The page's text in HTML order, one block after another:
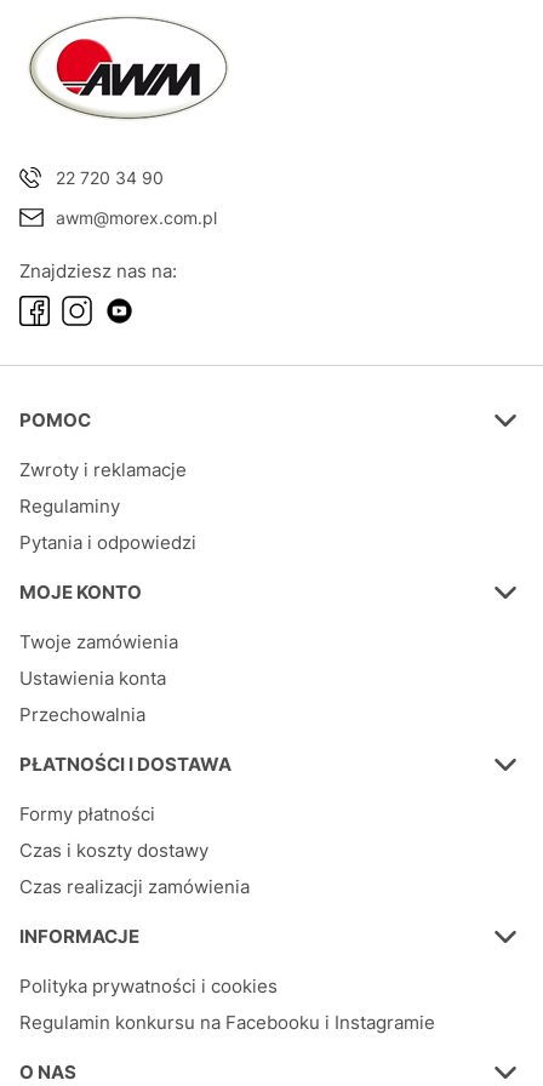
22 720 34 90
awm@morex.com.pl
Znajdziesz nas na:
Linki w stopce
POMOC
Zwroty i reklamacje
Regulaminy
Pytania i odpowiedzi
MOJE KONTO
Twoje zamówienia
Ustawienia konta
Przechowalnia
PŁATNOŚCI I DOSTAWA
Formy płatności
Czas i koszty dostawy
Czas realizacji zamówienia
INFORMACJE
Polityka prywatności i cookies
Regulamin konkursu na Facebooku i Instagramie
O NAS